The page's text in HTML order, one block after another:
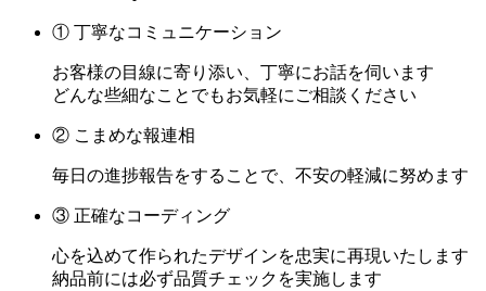
① 丁寧なコミュニケーション
お客様の目線に寄り添い、丁寧にお話を伺います
どんな些細なことでもお気軽にご相談ください
② こまめな報連相
毎日の進捗報告をすることで、不安の軽減に努めます
③ 正確なコーディング
心を込めて作られたデザインを忠実に再現いたします
納品前には必ず品質チェックを実施します